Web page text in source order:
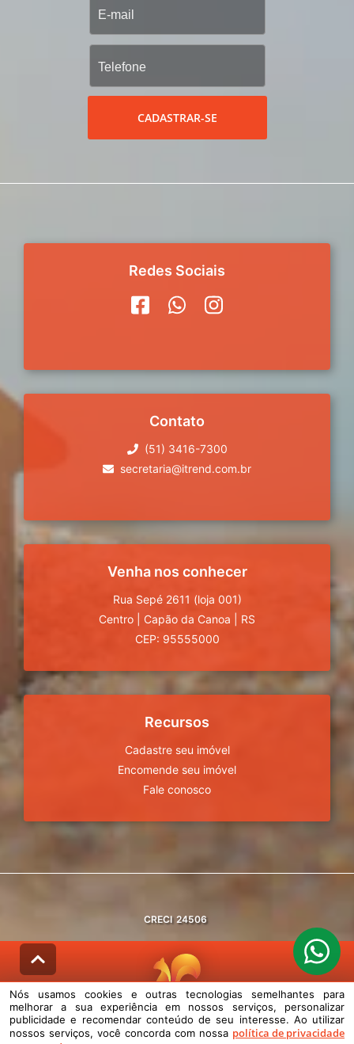
CADASTRAR-SE
Redes Sociais
Contato
(51) 3416-7300
secretaria@itrend.com.br
Venha nos conhecer
Rua Sepé 2611 (loja 001)
Centro
Capão da Canoa
RS
CEP: 95555000
Recursos
Cadastre seu imóvel
Encomende seu imóvel
Fale conosco
CRECI 24506
© DESENVOLVIDO PELAAGIL.NET
Nós usamos cookies e outras tecnologias semelhantes para melhorar a
Nós usamos cookies e outras tecnologias semelhantes para
melhorar a sua experiência em nossos serviços, personalizar
publicidade e recomendar conteúdo de seu interesse. Ao utilizar
nossos serviços, você concorda com nossa política de privacidade